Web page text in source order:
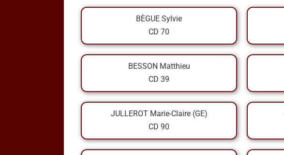
BÈGUE Sylvie
CD 70
BESSON Matthieu
CD 39
JULLEROT Marie-Claire (GE)
CD 90